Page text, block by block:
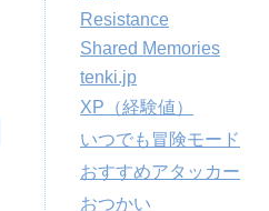
Resistance
Shared Memories
tenki.jp
XP（経験値）
いつでも冒険モード
おすすめアタッカー
おつかい